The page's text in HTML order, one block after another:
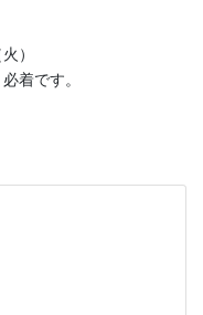
）
着です。